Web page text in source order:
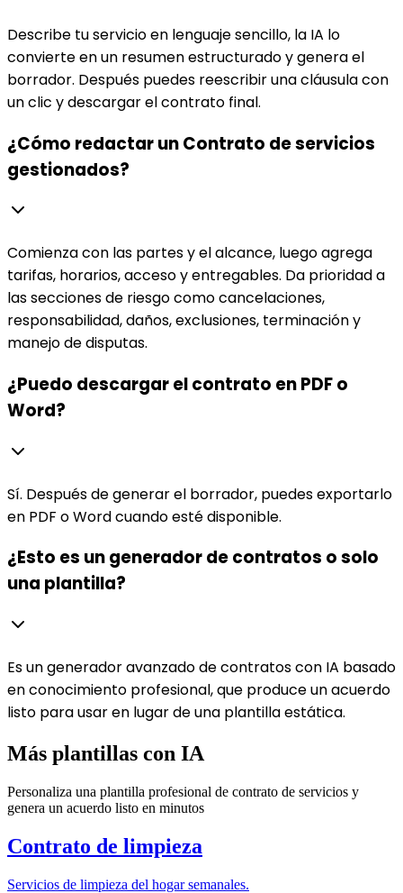
Describe tu servicio en lenguaje sencillo, la IA lo
convierte en un resumen estructurado y genera el
borrador. Después puedes reescribir una cláusula con
un clic y descargar el contrato final.
¿Cómo redactar un Contrato de servicios
gestionados?
Comienza con las partes y el alcance, luego agrega
tarifas, horarios, acceso y entregables. Da prioridad a
las secciones de riesgo como cancelaciones,
responsabilidad, daños, exclusiones, terminación y
manejo de disputas.
¿Puedo descargar el contrato en PDF o
Word?
Sí. Después de generar el borrador, puedes exportarlo
en PDF o Word cuando esté disponible.
¿Esto es un generador de contratos o solo
una plantilla?
Es un generador avanzado de contratos con IA basado
en conocimiento profesional, que produce un acuerdo
listo para usar en lugar de una plantilla estática.
Más plantillas con IA
Personaliza una plantilla profesional de contrato de servicios y
genera un acuerdo listo en minutos
Contrato de limpieza
Servicios de limpieza del hogar semanales.